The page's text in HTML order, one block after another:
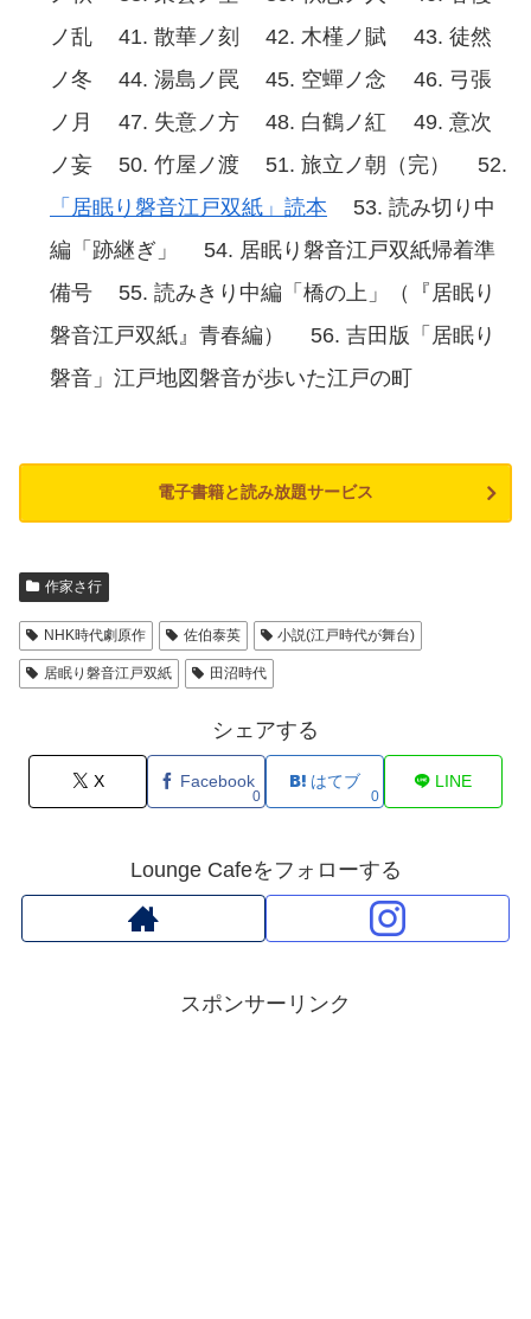
ノ乱
散華ノ刻 木槿ノ賦
徒然
ノ冬
湯島ノ罠 空蟬ノ念
弓張
ノ月
失意ノ方 白鶴ノ紅
意次
ノ妄
竹屋ノ渡
旅立ノ朝（完）
「居眠り磐音江戸双紙」読本
読み切り中
編「跡継ぎ」
居眠り磐音江戸双紙帰着準
備号
読みきり中編「橋の上」（『居眠り
磐音江戸双紙』青春編）
吉田版「居眠り
磐音」江戸地図磐音が歩いた江戸の町
電子書籍と読み放題サービス
作家さ行
NHK時代劇原作 佐伯泰英 小説(江戸時代が舞台)
居眠り磐音江戸双紙 田沼時代
シェアする
X Facebook
0
はてブ
0
LINE
Lounge Cafeをフォローする
スポンサーリンク